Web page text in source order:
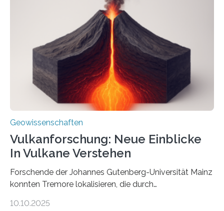
Röntgenquelle zu kartieren. Ihre Analyse zeigt, dass
diese Partikel es den Organismen ermöglicht haben
könnten, winzige Schwankungen sowohl in der
Richtung als auch in der Intensität des Erdmagnetfelds
wahrzunehmen. Dadurch konnten sie sich verorten und
über den Ozean navigieren. Vor einigen Jahren…
Geowissenschaften
Vulkanforschung: Neue Einblicke
In Vulkane Verstehen
Forschende der Johannes Gutenberg-Universität Mainz
konnten Tremore lokalisieren, die durch
Vulkan? Was passiert in der Erde darunter? Wo
10.10.2025